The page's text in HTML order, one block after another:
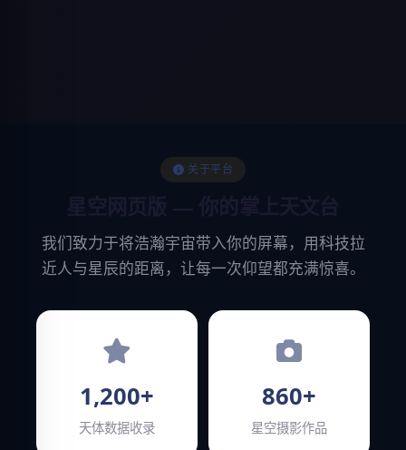
关于平台
我们致力于将浩瀚宇宙带入你的屏幕，用科技拉
近人与星辰的距离，让每一次仰望都充满惊喜。
1,200+
天体数据收录
860+
星空摄影作品